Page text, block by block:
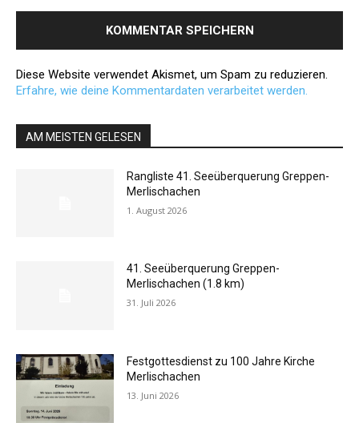
Diese Website verwendet Akismet, um Spam zu reduzieren.
Erfahre, wie deine Kommentardaten verarbeitet werden.
AM MEISTEN GELESEN
Rangliste 41. Seeüberquerung Greppen-
Merlischachen
1. August 2026
41. Seeüberquerung Greppen-
Merlischachen (1.8 km)
31. Juli 2026
Festgottesdienst zu 100 Jahre Kirche
Merlischachen
13. Juni 2026